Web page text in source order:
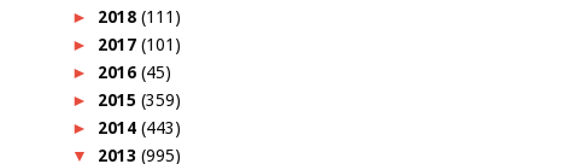
► 2018 (111)
► 2017 (101)
► 2016 (45)
► 2015 (359)
► 2014 (443)
▼ 2013 (995)